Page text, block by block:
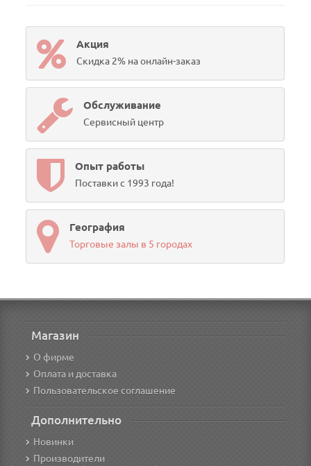
Акция
Скидка 2% на онлайн-заказ
Обслуживание
Сервисный центр
Опыт работы
Поставки с 1993 года!
География
Торговые залы в 5 городах
Магазин
О фирме
Оплата и доставка
Пользовательское соглашение
Дополнительно
Новинки
Производители